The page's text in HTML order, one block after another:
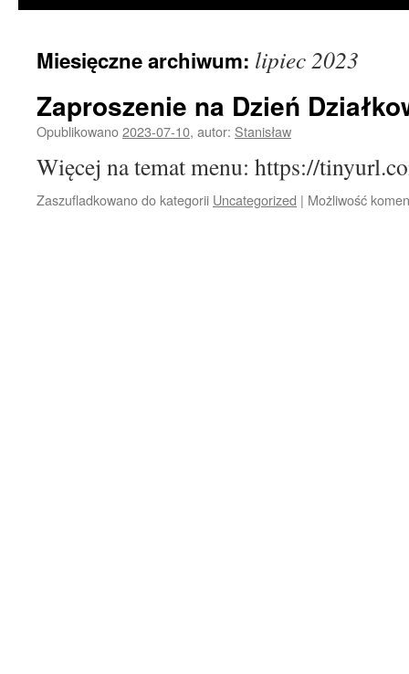
Miesięczne archiwum: lipiec 2023
Zaproszenie na Dzień
Opublikowano2023-07-10, autor: Stanisław
Więcej na temat menu: https://
Zaszufladkowano do kategorii Uncategorized | Możliwość